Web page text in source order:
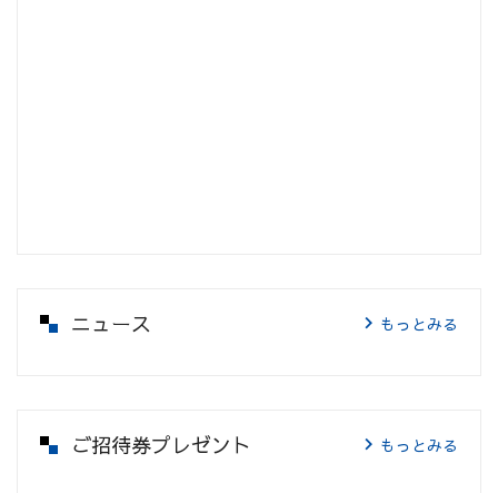
ニュース もっとみる
ご招待券プレゼント もっとみる